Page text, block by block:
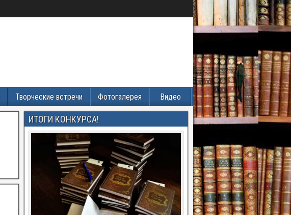
Творческие встречи Фотогалерея Видео
ИТОГИ КОНКУРСА!